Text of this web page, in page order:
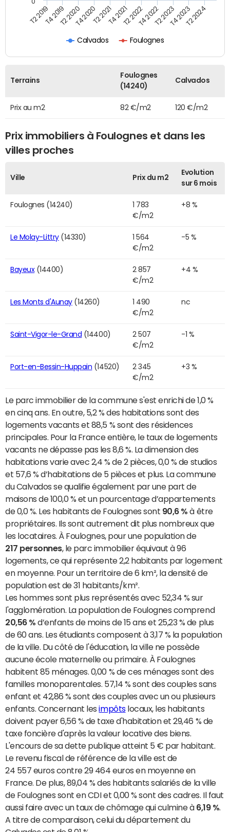
Calvados Foulognes
T2 2019T4 2019T2 2020T4 2020T2 2021T4 2021T2 2022T4 2022T2 2023T4 2023T2 2024
Terrains
Foulognes
(14240)
Calvados
Prix au m2 82 €/m2 120 €/m2
Prix immobiliers à Foulognes et dans les
villes proches
Ville Prix du m2
Evolution
sur 6 mois
Foulognes (14240)
1 783
€/m2
+8 %
Le Molay-Littry(14330)
1 564
€/m2
-5 %
Bayeux(14400)
2 857
€/m2
+4 %
Les Monts d'Aunay(14260)
1 490
€/m2
nc
Saint-Vigor-le-Grand (14400)
2 507
€/m2
-1 %
Port-en-Bessin-Huppain (14520)
2 345
€/m2
+3 %
Le parc immobilier de la commune s'est enrichi de 1,0 %
en cinq ans. En outre, 5,2 % des habitations sont des
logements vacants et 88,5 % sont des résidences
principales. Pour la France entière, le taux de logements
vacants ne dépasse pas les 8,6 %. La dimension des
habitations varie avec 2,4 % de 2 pièces, 0,0 % de studios
et 57,6 % d’habitations de 5 pièces et plus. La commune
du Calvados se qualifie également par une part de
maisons de 100,0 % et un pourcentage d’appartements
de 0,0 %. Les habitants de Foulognes sont 90,6 % à être
propriétaires. Ils sont autrement dit plus nombreux que
les locataires. À Foulognes, pour une population de
217 personnes, le parc immobilier équivaut à 96
logements, ce qui représente 2,2 habitants par logement
en moyenne. Pour un territoire de 6 km², la densité de
population est de 31 habitants/km².
Les hommes sont plus représentés avec 52,34 % sur
l'agglomération. La population de Foulognes comprend
20,56 % d’enfants de moins de 15 ans et 25,23 % de plus
de 60 ans. Les étudiants composent à 3,17 % la population
de la ville. Du côté de l'éducation, la ville ne possède
aucune école maternelle ou primaire. À Foulognes
habitent 85 ménages. 0,00 % de ces ménages sont des
familles monoparentales. 57,14 % sont des couples sans
enfant et 42,86 % sont des couples avec un ou plusieurs
enfants. Concernant lesimpôtslocaux, les habitants
doivent payer 6,56 % de taxe d'habitation et 29,46 % de
taxe foncière d'après la valeur locative des biens.
L'encours de sa dette publique atteint 5 € par habitant.
Le revenu fiscal de référence de la ville est de
24 557 euros contre 29 464 euros en moyenne en
France. De plus, 89,04 % des habitants salariés de la ville
de Foulognes sont en CDI et 0,00 % sont des cadres. Il faut
aussi faire avec un taux de chômage qui culmine à 6,19 %
A titre de comparaison, celui du département du